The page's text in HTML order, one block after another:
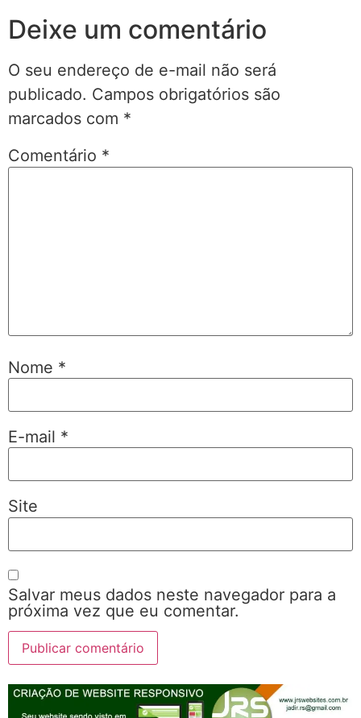
Deixe um comentário
O seu endereço de e-mail não será
publicado. Campos obrigatórios são
marcados com *
Comentário *
Nome *
E-mail *
Site
Salvar meus dados neste navegador para a
próxima vez que eu comentar.